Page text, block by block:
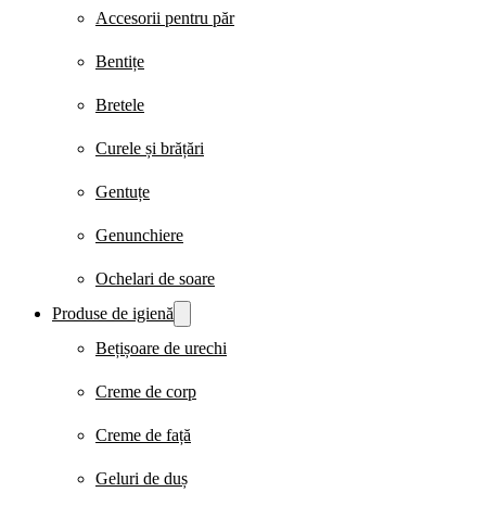
Accesorii pentru păr
Bentițe
Bretele
Curele și brățări
Gentuțe
Genunchiere
Ochelari de soare
Produse de igienă
Bețișoare de urechi
Creme de corp
Creme de față
Geluri de duș